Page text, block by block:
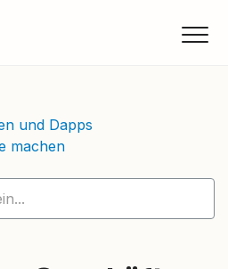
und Dapps
machen